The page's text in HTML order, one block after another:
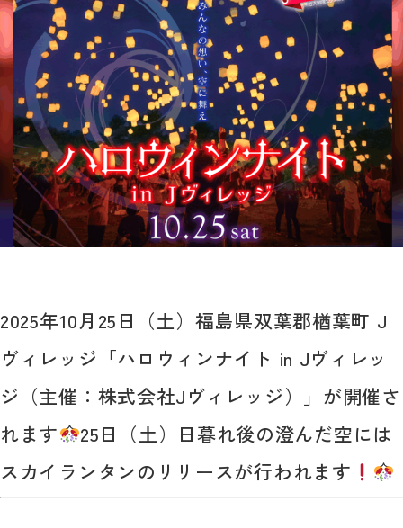
2025年10月25日（土）福島県双葉郡楢葉町 J
ヴィレッジ「ハロウィンナイト in Jヴィレッ
ジ（主催：株式会社Jヴィレッジ）」が開催さ
れます
25日（土）日暮れ後の澄んだ空には
スカイランタンのリリースが行われます